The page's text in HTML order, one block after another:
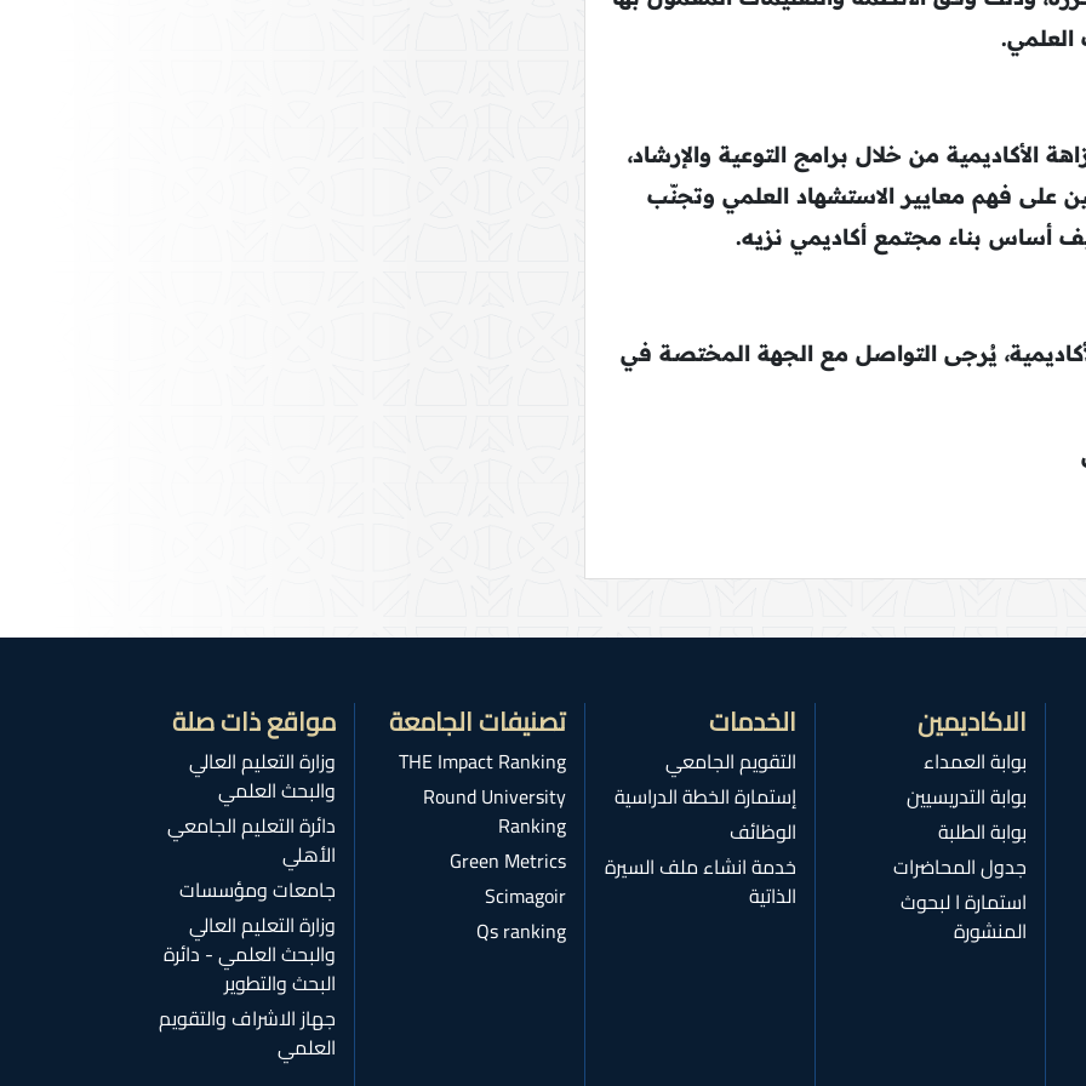
العلمي.
من خلال برامج التوعية والإرشاد،
على فهم معايير الاستشهاد العلمي وتجنّب
أساس بناء مجتمع أكاديمي نزيه.
يُرجى التواصل مع الجهة المختصة في
الاكاديمين
بوابة العمداء
بوابة التدريسيين
بوابة الطلبة
جدول المحاضرات
استمارة ا لبحوث
المنشورة
الخدمات
التقويم الجامعي
إستمارة الخطة الدراسية
الوظائف
خدمة انشاء ملف السيرة
الذاتية
تصنيفات الجامعة
THE Impact Ranking
Round University
Ranking
Green Metrics
Scimagoir
Qs ranking
مواقع ذات صلة
وزارة التعليم العالي
والبحث العلمي
دائرة التعليم الجامعي
الأهلي
جامعات ومؤسسات
وزارة التعليم العالي
والبحث العلمي - دائرة
البحث والتطوير
جهاز الاشراف والتقويم
العلمي